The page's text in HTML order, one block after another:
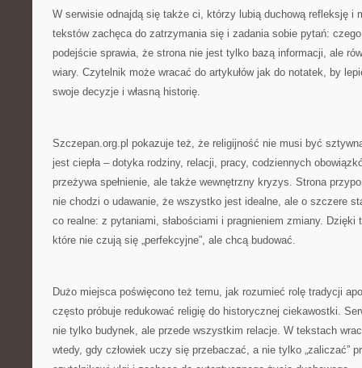
W serwisie odnajdą się także ci, którzy lubią duchową refleksję i
tekstów zachęca do zatrzymania się i zadania sobie pytań:
podejście sprawia, że strona nie jest tylko bazą informacji, ale
wiary. Czytelnik może wracać do artykułów jak do notatek, by
swoje decyzje i własną historię.
Szczepan.org.pl pokazuje też, że religijność nie musi być
jest ciepła – dotyka rodziny, relacji, pracy, codziennych
przeżywa spełnienie, ale także wewnętrzny kryzys. Strona
nie chodzi o udawanie, że wszystko jest idealne, ale o szczere
co realne: z pytaniami, słabościami i pragnieniem zmiany. Dzięki
które nie czują się „perfekcyjne”, ale chcą budować.
Dużo miejsca poświęcono też temu, jak rozumieć rolę tradycji
często próbuje redukować religię do historycznej ciekawostki.
nie tylko budynek, ale przede wszystkim relacje. W tekstach
wtedy, gdy człowiek uczy się przebaczać, a nie tylko „zaliczać”